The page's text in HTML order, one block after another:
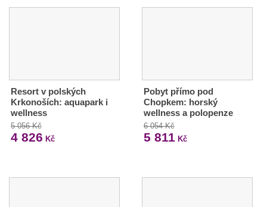
Resort v polských
Krkonoších: aquapark i
wellness
5 056 Kč
4 826 Kč
Pobyt přímo pod
Chopkem: horský
wellness a polopenze
6 054 Kč
5 811 Kč